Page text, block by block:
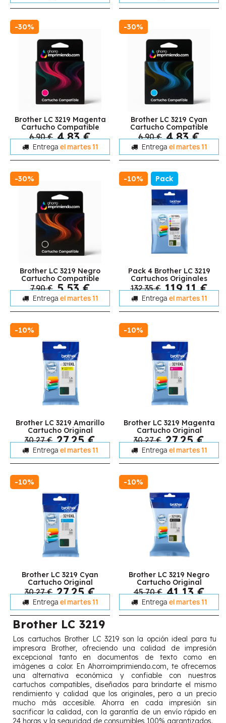
-30%
Brother LC 3219 Magenta
Cartucho Compatible
6,90 € 4,83 €
Entrega el martes 11
-30%
Brother LC 3219 Cyan
Cartucho Compatible
6,90 € 4,83 €
Entrega el martes 11
-30%
Brother LC 3219 Negro
Cartucho Compatible
7,90 € 5,53 €
Entrega el martes 11
-10% Pack
Pack 4 Brother LC 3219
Cartuchos Originales
132,35 € 119,11 €
Entrega el martes 11
-10%
Brother LC 3219 Amarillo
Cartucho Original
30,27 € 27,25 €
Entrega el martes 11
-10%
Brother LC 3219 Magenta
Cartucho Original
30,27 € 27,25 €
Entrega el martes 11
-10%
Brother LC 3219 Cyan
Cartucho Original
30,27 € 27,25 €
Entrega el martes 11
-10%
Brother LC 3219 Negro
Cartucho Original
45,70 € 41,13 €
Entrega el martes 11
Brother LC 3219
Los cartuchos Brother LC 3219 son la opción ideal para tu
impresora Brother, ofreciendo una calidad de impresión
excepcional tanto en documentos de texto como en
imágenes a color. En Ahorroimprimiendo.com, te ofrecemos
una alternativa económica y confiable con nuestros
cartuchos compatibles, diseñados para brindarte el mismo
rendimiento y calidad que los originales, pero a un precio
mucho más accesible. Ahorra en cada impresión sin
sacrificar la calidad, con la garantía de un envío rápido en
24 horas y la seguridad de consumibles 100% garantizados.